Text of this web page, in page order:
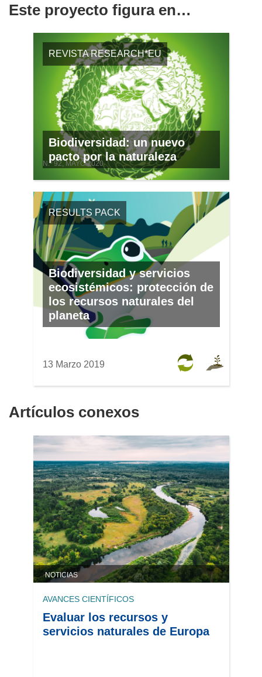
Este proyecto figura en…
REVISTA RESEARCH*EU
Biodiversidad: un nuevo
pacto por la naturaleza
N.º 92, MAYO 2020
RESULTS PACK
Biodiversidad y servicios
ecosistémicos: protección de
los recursos naturales del
planeta
13 Marzo 2019
Artículos conexos
NOTICIAS
AVANCES CIENTÍFICOS
Evaluar los recursos y
servicios naturales de Europa